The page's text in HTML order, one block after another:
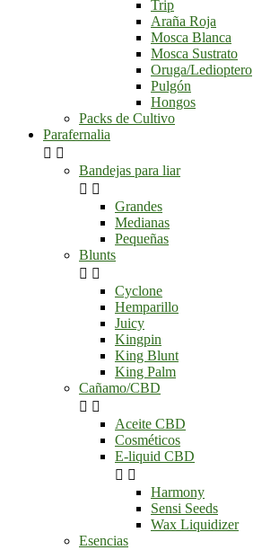
Trip
Araña Roja
Mosca Blanca
Mosca Sustrato
Oruga/Ledioptero
Pulgón
Hongos
Packs de Cultivo
Parafernalia
 
Bandejas para liar
 
Grandes
Medianas
Pequeñas
Blunts
 
Cyclone
Hemparillo
Juicy
Kingpin
King Blunt
King Palm
Cañamo/CBD
 
Aceite CBD
Cosméticos
E-liquid CBD
 
Harmony
Sensi Seeds
Wax Liquidizer
Esencias